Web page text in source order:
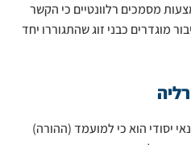
מסמכים רלוונטיים כי הקשר
מוגדרים כבני זוג שהתגוררו יחד
יסודי הוא כי למועמד (ההורה)